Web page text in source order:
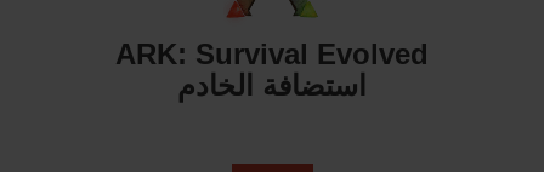
ARK: Survival Evolved
استضافة الخادم